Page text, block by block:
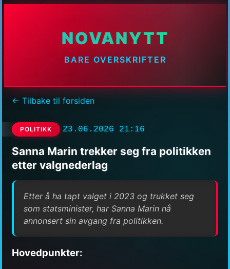
NOVANYTT
BARE OVERSKRIFTER
← Tilbake til forsiden
POLITIKK 23.06.2026 21:16
Sanna Marin trekker seg fra politikken
etter valgnederlag
Etter å ha tapt valget i 2023 og trukket seg
som statsminister, har Sanna Marin nå
annonsert sin avgang fra politikken.
Hovedpunkter: